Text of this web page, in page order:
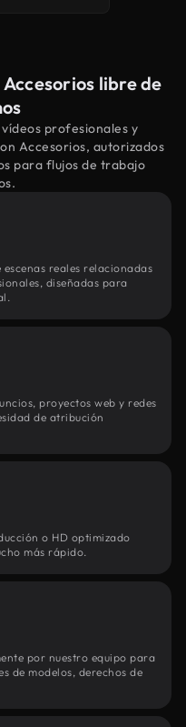
libre de
profesionales y
Accesorios, autorizados
para flujos de trabajo
reales relacionadas
diseñadas para
proyectos web y redes
de atribución
o HD optimizado
más rápido.
por nuestro equipo para
de modelos, derechos de